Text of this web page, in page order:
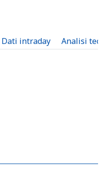
Dati intraday Analisi